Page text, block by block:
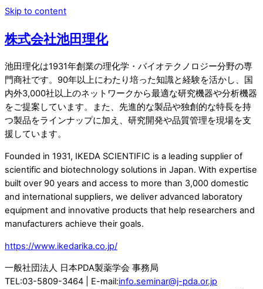
Skip to content
株式会社池田理化
池田理化は1931年創業の理化学・バイオテクノロジー分野の専
門商社です。90年以上にわたり培った知識と経験を活かし、国
内外3,000社以上のネットワークから最適な研究機器や分析機器
をご提案しています。また、先進的な製品や独創的な特長を持
つ製品をラインナップに加え、研究開発や品質管理を現場を支
援しています。
Founded in 1931, IKEDA SCIENTIFIC is a leading supplier of
scientific and biotechnology solutions in Japan. With expertise
built over 90 years and access to more than 3,000 domestic
and international suppliers, we deliver advanced laboratory
equipment and innovative products that help researchers and
manufacturers achieve their goals.
https://www.ikedarika.co.jp/
一般社団法人 日本PDA製薬学会 事務局
TEL:03-5809-3464 | E-mail:info.seminar@j-pda.or.jp